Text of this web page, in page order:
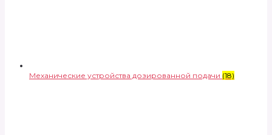
Механические устройства дозированной подачи (18)